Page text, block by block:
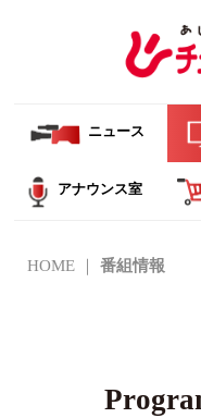
ニュース
アナウンス室
HOME 番組情報